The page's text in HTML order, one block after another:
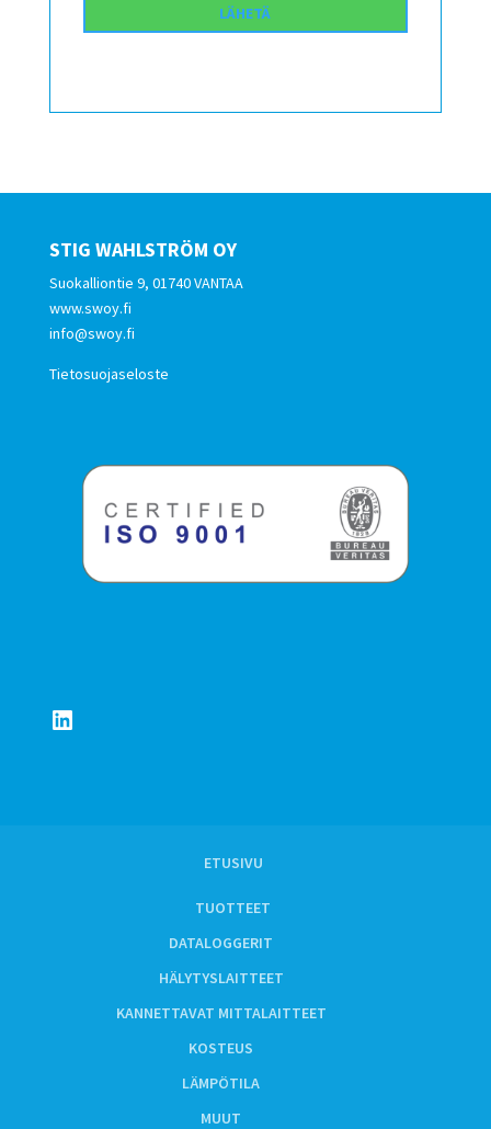
STIG WAHLSTRÖM OY
Suokalliontie 9, 01740 VANTAA
www.swoy.fi
info@swoy.fi
Tietosuojaseloste
LinkedIn
ETUSIVU
TUOTTEET
DATALOGGERIT
HÄLYTYSLAITTEET
KANNETTAVAT MITTALAITTEET
KOSTEUS
LÄMPÖTILA
MUUT